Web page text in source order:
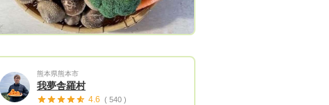
末永くご愛顧いただきますようによろしく
お願いいたします。 【ホームページはこ
熊本県熊本市
我夢舎羅村
4.6 ( 540 )